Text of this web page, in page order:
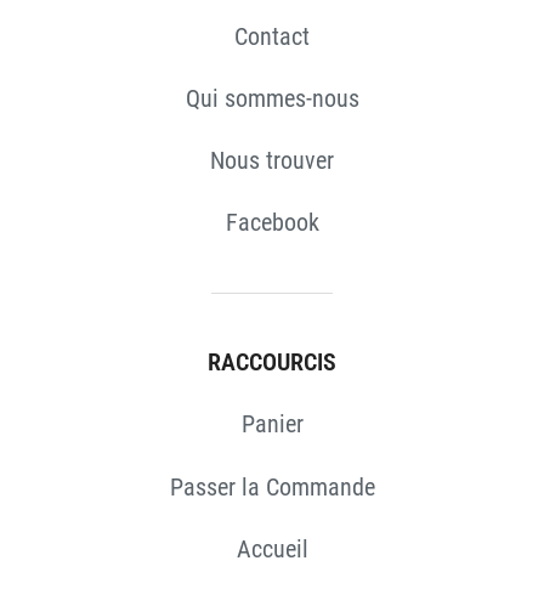
Contact
Qui sommes-nous
Nous trouver
Facebook
RACCOURCIS
Panier
Passer la Commande
Accueil